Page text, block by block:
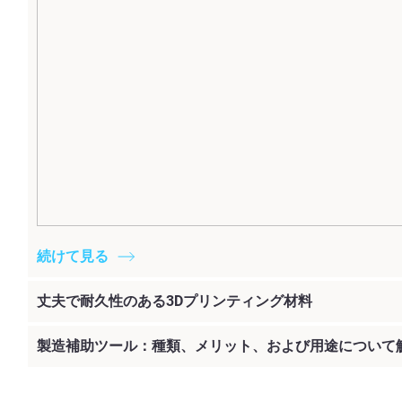
続けて見る
丈夫で耐久性のある3Dプリンティング材料
製造補助ツール：種類、メリット、および用途について